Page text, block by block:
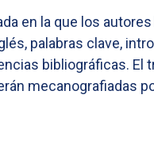
en la que los
palabras clave,
bibliográficas. El
mecanografiadas